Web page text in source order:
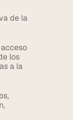
de la
los
a la